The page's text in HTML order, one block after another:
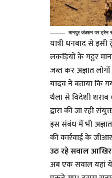
मानपुर जंक्शन पर ट्रेन
यात्री धनबाद से
लकड़ियों के गट्ठर
जब्त कर अज्ञात
यादव ने बताया कि
थैला से विदेशी
द्वारा की जा रही
इस संबंध में भी
की कार्रवाई के
उठ रहे सवाल
अब एक सवाल यहां